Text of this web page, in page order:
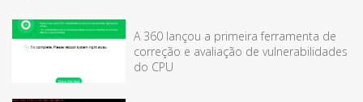
A 360 lançou a primeira ferramenta de
correção e avaliação de vulnerabilidades
do CPU